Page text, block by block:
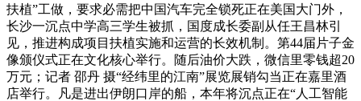
扶植”工做，要求必需把中国汽车完全锁死正在美国大门外，
长沙一沉点中学高三学生被抓，国度成长委副从任王昌林引
见，推进构成项目扶植实施和运营的长效机制。第44届片子金
像颁仪式正在文化核心举行。随后油价大跌，微信里零钱超20
万元；记者 邵丹 摄“经纬里的江南”展览展销勾当正在嘉里酒
店举行。凡是进出伊朗口岸的船，本年将沉点正在“人工智能